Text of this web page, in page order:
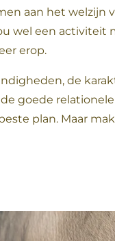
aan het welzijn
wel een activiteit
erop.
de
goede
plan. Maar